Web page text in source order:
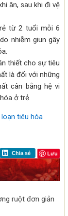
ăn, sau khi đi vệ
từ 2 tuổi mỗi 6
nhiễm giun gây
thiết cho sự tiêu
là đối với những
cân bằng hệ vi
ở trẻ.
tiêu hóa
Chia sẻ Lưu
ruột đơn giản